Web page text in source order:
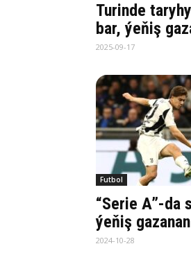
Turinde
bar, ýeňiş
2025-09-17
Futbol
“Serie A”-da
ýeňiş
2024-10-28